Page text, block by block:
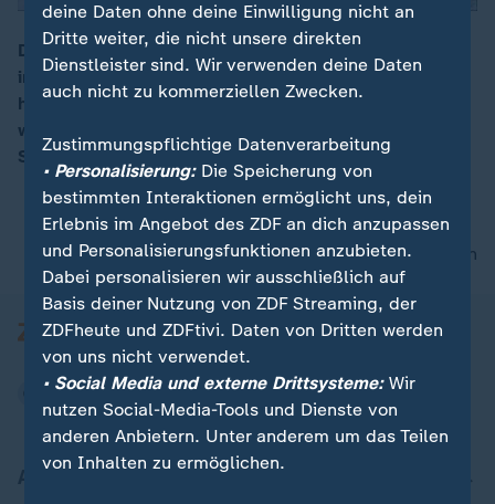
00:05
Der ehemalige CDU-Generalsekretär Heiner Geißler ist
im Alter von 87 Jahren gestorben; das teilte sein Sohn
heute mit. Auch nach seinem Rückzug aus der Politik
war Geißler u.a. im Streit um das Bahn-Projekt
Stuttgart 21 als Schlichter politisch aktiv.
nach oben
deine Daten ohne deine Einwilligung nicht an
Dritte weiter, die nicht unsere direkten
Dienstleister sind. Wir verwenden deine Daten
auch nicht zu kommerziellen Zwecken.
Zustimmungspflichtige Datenverarbeitung
• Personalisierung:Die Speicherung von
bestimmten Interaktionen ermöglicht uns, dein
Erlebnis im Angebot des ZDF an dich anzupassen
und Personalisierungsfunktionen anzubieten.
Dabei personalisieren wir ausschließlich auf
Basis deiner Nutzung von ZDF Streaming, der
ZDFheute und ZDFtivi. Daten von Dritten werden
von uns nicht verwendet.
• Social Media und externe Drittsysteme:Wir
nutzen Social-Media-Tools und Dienste von
anderen Anbietern. Unter anderem um das Teilen
von Inhalten zu ermöglichen.